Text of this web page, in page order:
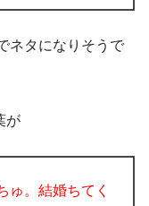
ネタになりそうで
が
ゅ。結婚ちてく